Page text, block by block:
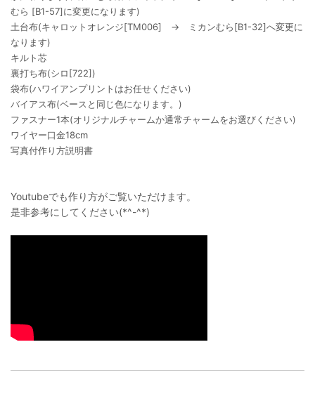
むら [B1-57]に変更になります)
土台布(キャロットオレンジ[TM006] → ミカンむら[B1-32]へ変更に
なります)
キルト芯
裏打ち布(シロ[722])
袋布(ハワイアンプリントはお任せください)
バイアス布(ベースと同じ色になります。)
ファスナー1本(オリジナルチャームか通常チャームをお選びください)
ワイヤー口金18cm
写真付作り方説明書
Youtubeでも作り方がご覧いただけます。
是非参考にしてください(*^-^*)